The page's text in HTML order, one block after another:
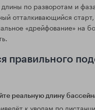
по разворотам и
отталкивающийся
«дрейфование» на
правильного
реальную длину
к уводам по